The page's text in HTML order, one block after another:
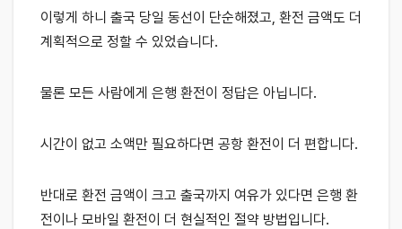
이렇게 하니 출국 당일 동선이 단순해졌고, 환전 금액도 더
계획적으로 정할 수 있었습니다.
물론 모든 사람에게 은행 환전이 정답은 아닙니다.
시간이 없고 소액만 필요하다면 공항 환전이 더 편합니다.
반대로 환전 금액이 크고 출국까지 여유가 있다면 은행 환
전이나 모바일 환전이 더 현실적인 절약 방법입니다.